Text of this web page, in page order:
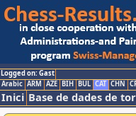
Logged on: Gast
Arabic ARM AZE BIH BUL CAT CHN
Inici Base de dades de